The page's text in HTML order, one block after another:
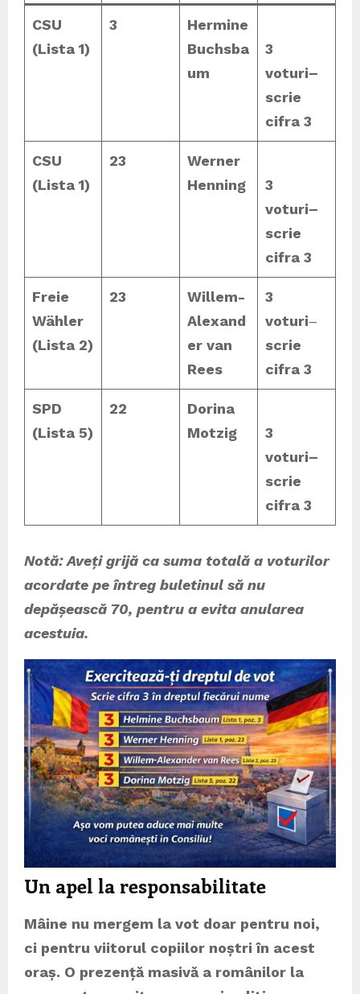
CSU
(Lista 1)
3
Hermine
Buchsba
um
3
voturi–
scrie
cifra 3
CSU
(Lista 1)
23
Werner
Henning
3
voturi–
scrie
cifra 3
Freie
Wähler
(Lista 2)
23
Willem-
Alexand
er van
Rees
3
voturi–
scrie
cifra 3
SPD
(Lista 5)
22
Dorina
Motzig
3
voturi–
scrie
cifra 3
Notă: Aveți grijă ca suma totală a voturilor
acordate pe întreg buletinul să nu
depășească 70, pentru a evita anularea
acestuia.
Un apel la responsabilitate
Mâine nu mergem la vot doar pentru noi,
ci pentru viitorul copiilor noștri în acest
oraș. O prezență masivă a românilor la